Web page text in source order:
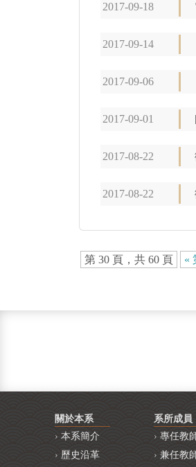
2017-09-18
2017-09-14
2017-09-06
2017-09-01
2017-08-22
2017-08-22
第 30 頁，共 60 頁 «
關於本系
本系簡介
歷史沿革
系所成員
專任教
兼任教